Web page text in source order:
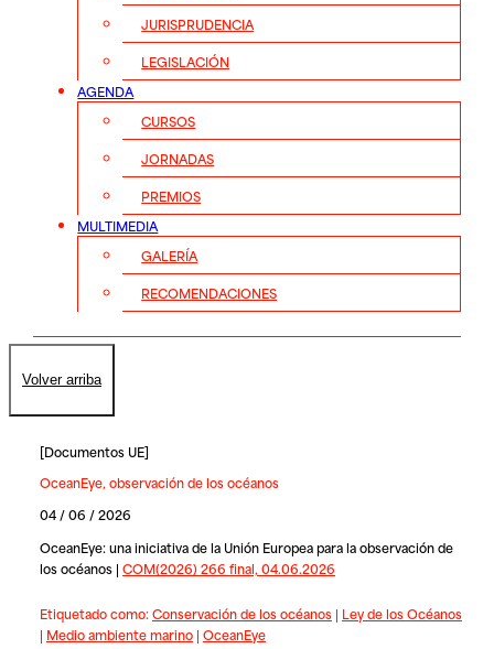
JURISPRUDENCIA
LEGISLACIÓN
AGENDA
CURSOS
JORNADAS
PREMIOS
MULTIMEDIA
GALERÍA
RECOMENDACIONES
Volver arriba
[Documentos UE]
OceanEye, observación de los océanos
04 / 06 / 2026
OceanEye: una iniciativa de la Unión Europea para la observación de
los océanos | COM(2026) 266 final, 04.06.2026
Etiquetado como:Conservación de los océanos| Ley de los Océanos
| Medio ambiente marino| OceanEye